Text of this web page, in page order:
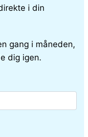
i din
gang i måneden,
dig igen.